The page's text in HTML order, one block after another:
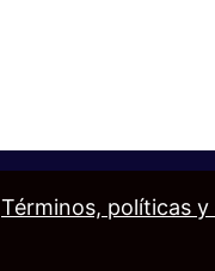
Términos, políticas